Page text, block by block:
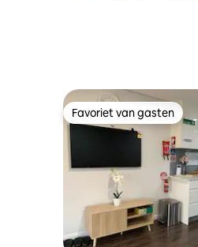
Favoriet van gasten
Favoriet van gasten